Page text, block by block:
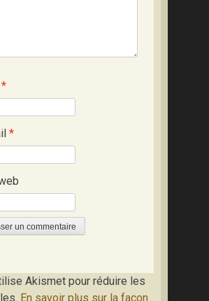
*
*
Akismet pour réduire les
En savoir plus sur la façon